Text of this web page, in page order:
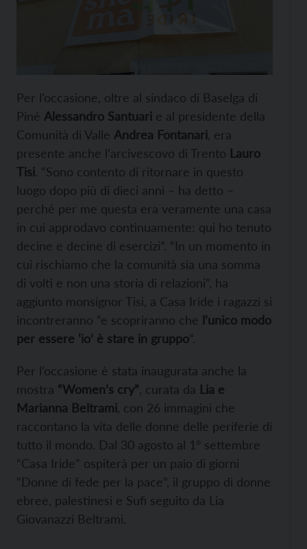
Per l’occasione, oltre al sindaco di Baselga di
Piné Alessandro Santuari e al presidente della
Comunità di Valle Andrea Fontanari , era
presente anche l’arcivescovo di Trento Lauro
Tisi. “Sono contento di ritornare in questo
luogo dopo più di dieci anni – ha detto –
perché per me questa era veramente una casa
in cui approdavo continuamente: qui ho tenuto
decine e decine di esercizi”. “In un momento in
cui rischiamo che la comunità sia una somma
di volti e non una storia di relazioni”, ha
aggiunto monsignor Tisi, a Casa Iride i ragazzi si
incontreranno “e scopriranno che l’unico modo
per essere ‘io’ è stare in gruppo“.
Per l’occasione è stata inaugurata anche la
mostra “Women’s cry” , curata da Lia e
Marianna Beltrami , con 26 immagini che
raccontano la vita delle donne delle periferie di
tutto il mondo. Dal 30 agosto al 1° settembre
“Casa Iride” ospiterà per un paio di giorni
“Donne di fede per la pace”, il gruppo di donne
ebree, palestinesi e Sufi seguito da Lia
Giovanazzi Beltrami.